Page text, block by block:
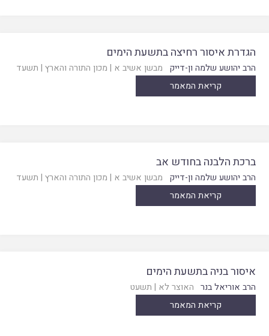
הגדרת איסור רחיצה בתשעת הימים
הרב יהושע שלמה ון-דייק מבשן אשיב א | מכון התורה והארץ | תשעד
קריאת המאמר
ברכת הלבנה בחודש אב
הרב יהושע שלמה ון-דייק מבשן אשיב א | מכון התורה והארץ | תשעד
קריאת המאמר
איסור בניה בתשעת הימים
הרב אוריאל בנר האוצר לא | תשעט
קריאת המאמר